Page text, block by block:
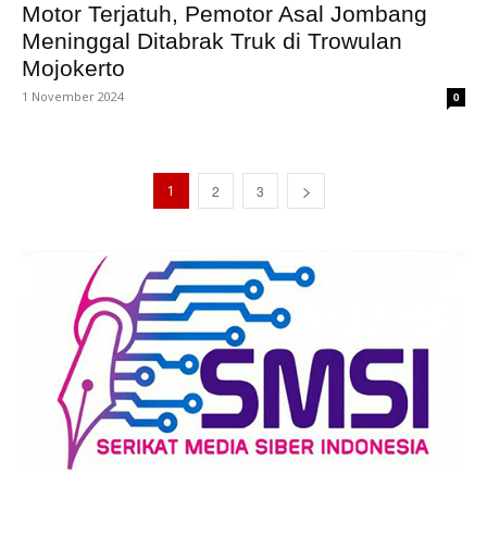
Motor Terjatuh, Pemotor Asal Jombang
Meninggal Ditabrak Truk di Trowulan
Mojokerto
1 November 2024 0
1 2 3